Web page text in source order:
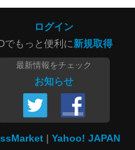
ログイン
でもっと便利に新規取得
最新情報をチェック
お知らせ
Yahoo! JAPAN